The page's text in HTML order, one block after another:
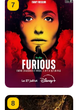
7
8